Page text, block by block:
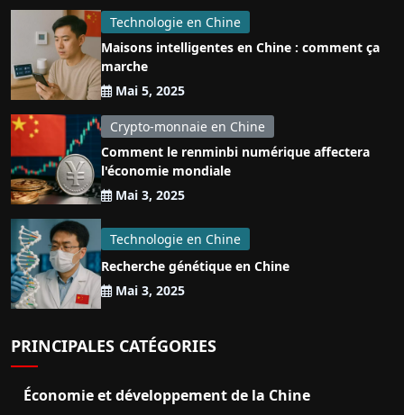
Technologie en Chine
Maisons intelligentes en Chine : comment ça
marche
Mai 5, 2025
Crypto-monnaie en Chine
Comment le renminbi numérique affectera
l'économie mondiale
Mai 3, 2025
Technologie en Chine
Recherche génétique en Chine
Mai 3, 2025
PRINCIPALES CATÉGORIES
Économie et développement de la Chine